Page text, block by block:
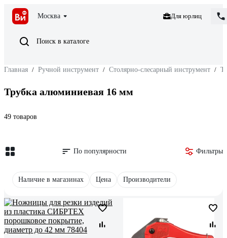
Москва Для юрлиц
Поиск в каталоге
Главная / Ручной инструмент / Столярно-слесарный инструмент /
Трубка алюминиевая 16 мм
49 товаров
По популярности Фильтры
Наличие в магазинах Цена Производители